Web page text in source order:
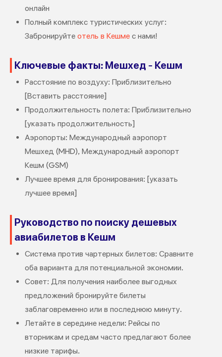
онлайн
Полный комплекс туристических услуг:
Забронируйте отель в Кешмес нами!
Ключевые факты: Мешхед - Кешм
Расстояние по воздуху: Приблизительно
[Вставить расстояние]
Продолжительность полета: Приблизительно
[указать продолжительность]
Аэропорты: Международный аэропорт
Мешхед (MHD), Международный аэропорт
Кешм (GSM)
Лучшее время для бронирования: [указать
лучшее время]
Руководство по поиску дешевых
авиабилетов в Кешм
Система против чартерных билетов: Сравните
оба варианта для потенциальной экономии.
Совет: Для получения наиболее выгодных
предложений бронируйте билеты
заблаговременно или в последнюю минуту.
Летайте в середине недели: Рейсы по
вторникам и средам часто предлагают более
низкие тарифы.